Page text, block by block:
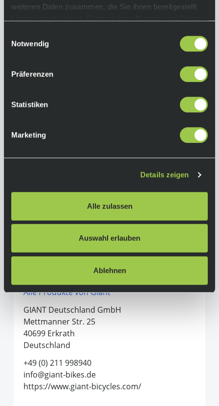
weiteren Daten zusammen, die Sie ihnen bereitgestellt
Notwendig
Präferenzen
Statistiken
Marketing
Details zeigen
Alle zulassen
Auswahl erlauben
Ablehnen
Rahmen:
AluxX Rahmen, 141 mm QR
Gabel:
SR XCT L20 Coil, 60 mm Federweg, QR
Antrieb:
Tektro HD-J285, 160 mm
Alle Produkte von Giant
GIANT Deutschland GmbH
Mettmanner Str. 25
40699 Erkrath
Deutschland
+49 (0) 211 998940
info@giant-bikes.de
https://www.giant-bicycles.com/